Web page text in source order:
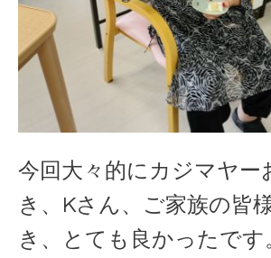
今回大々的にカジマヤー
き、Kさん、ご家族の皆
き、とても良かったです